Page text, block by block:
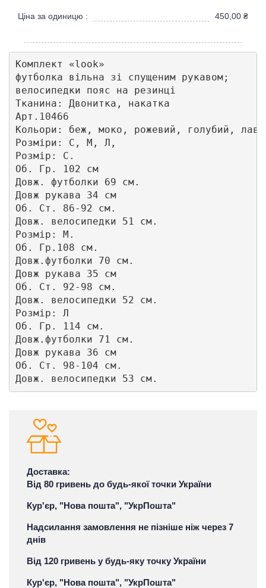
Ціна за одиницю : 450,00 ₴
Комплект «look»
футболка вільна зі спущеним рукавом;
велосипедки пояс на резинці
Тканина: Двонитка, накатка
Арт.10466
Кольори: беж, моко, рожевий, голубий,
Розміри: С, М, Л,
Розмір: С.
Об. Гр. 102 см
Довж. футболки 69 см.
Довж рукава 34 см
Об. Ст. 86-92 см.
Довж. велосипедки 51 см.
Розмір: М.
Об. Гр.108 см.
Довж.футболки 70 см.
Довж рукава 35 см
Об. Ст. 92-98 см.
Довж. велосипедки 52 см.
Розмір: Л
Об. Гр. 114 см.
Довж.футболки 71 см.
Довж рукава 36 см
Об. Ст. 98-104 см.
Довж. велосипедки 53 см.
Доставка:
Від 80 гривень до будь-якої точки України
Кур'єр, "Нова пошта", "УкрПошта"
Надсилання замовлення не пізніше ніж через 7
днів
Від 120 гривень у будь-яку точку України
Кур'єр, "Нова пошта", "УкрПошта"